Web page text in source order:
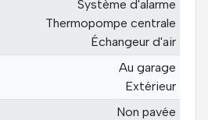
Système d'alarme
Thermopompe centrale
Échangeur d'air
Au garage
Extérieur
Non pavée